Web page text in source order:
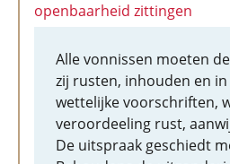
openbaarheid zittingen
Alle vonnissen moeten
zij rusten, inhouden en
wettelijke voorschriften,
veroordeeling rust,
De uitspraak geschiedt